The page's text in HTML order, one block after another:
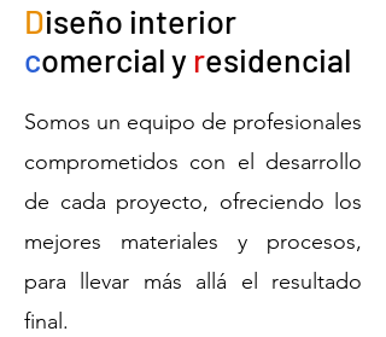
Diseño interior
comercial yresidencial
Somos un equipo de profesionales
comprometidos con el desarrollo
de cada proyecto, ofreciendo los
mejores materiales y procesos,
para llevar más allá el resultado
final.